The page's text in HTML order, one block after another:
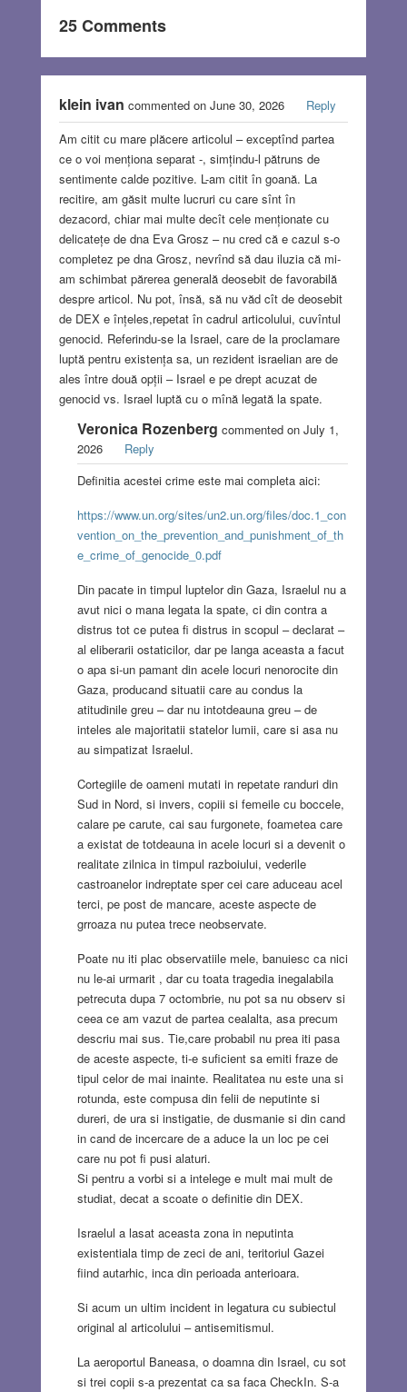
25 Comments
klein ivan commented on June 30, 2026
Reply
Am citit cu mare plăcere articolul – exceptînd partea
ce o voi menționa separat -, simțindu-l pătruns de
sentimente calde pozitive. L-am citit în goană. La
recitire, am găsit multe lucruri cu care sînt în
dezacord, chiar mai multe decît cele menționate cu
delicatețe de dna Eva Grosz – nu cred că e cazul s-o
completez pe dna Grosz, nevrînd să dau iluzia că mi-
am schimbat părerea generală deosebit de favorabilă
despre articol. Nu pot, însă, să nu văd cît de deosebit
de DEX e înțeles,repetat în cadrul articolului, cuvîntul
genocid. Referindu-se la Israel, care de la proclamare
luptă pentru existența sa, un rezident israelian are de
ales între două opții – Israel e pe drept acuzat de
genocid vs. Israel luptă cu o mînă legată la spate.
Veronica Rozenberg commented on July 1,
2026
Reply
Definitia acestei crime este mai completa aici:
https://www.un.org/sites/un2.un.org/files/doc.1_con
vention_on_the_prevention_and_punishment_of_th
e_crime_of_genocide_0.pdf
Din pacate in timpul luptelor din Gaza, Israelul nu a
avut nici o mana legata la spate, ci din contra a
distrus tot ce putea fi distrus in scopul – declarat –
al eliberarii ostaticilor, dar pe langa aceasta a facut
o apa si-un pamant din acele locuri nenorocite din
Gaza, producand situatii care au condus la
atitudinile greu – dar nu intotdeauna greu – de
inteles ale majoritatii statelor lumii, care si asa nu
au simpatizat Israelul.
Cortegiile de oameni mutati in repetate randuri din
Sud in Nord, si invers, copiii si femeile cu boccele,
calare pe carute, cai sau furgonete, foametea care
a existat de totdeauna in acele locuri si a devenit o
realitate zilnica in timpul razboiului, vederile
castroanelor indreptate sper cei care aduceau acel
terci, pe post de mancare, aceste aspecte de
grroaza nu putea trece neobservate.
Poate nu iti plac observatiile mele, banuiesc ca nici
nu le-ai urmarit , dar cu toata tragedia inegalabila
petrecuta dupa 7 octombrie, nu pot sa nu observ si
ceea ce am vazut de partea cealalta, asa precum
descriu mai sus. Tie,care probabil nu prea iti pasa
de aceste aspecte, ti-e suficient sa emiti fraze de
tipul celor de mai inainte. Realitatea nu este una si
rotunda, este compusa din felii de neputinte si
dureri, de ura si instigatie, de dusmanie si din cand
in cand de incercare de a aduce la un loc pe cei
care nu pot fi pusi alaturi.
Si pentru a vorbi si a intelege e mult mai mult de
studiat, decat a scoate o definitie din DEX.
Israelul a lasat aceasta zona in neputinta
existentiala timp de zeci de ani, teritoriul Gazei
fiind autarhic, inca din perioada anterioara.
Si acum un ultim incident in legatura cu subiectul
original al articolului – antisemitismul.
La aeroportul Baneasa, o doamna din Israel, cu sot
si trei copii s-a prezentat ca sa faca CheckIn. S-a